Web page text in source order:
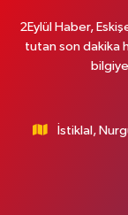
2Eylül Haber,
tutan son dakika
bilgiye
İstiklal,